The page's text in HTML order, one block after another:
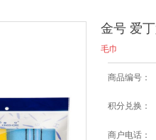
金号 爱
毛巾
商品编号：
积分兑换：
商户电话：